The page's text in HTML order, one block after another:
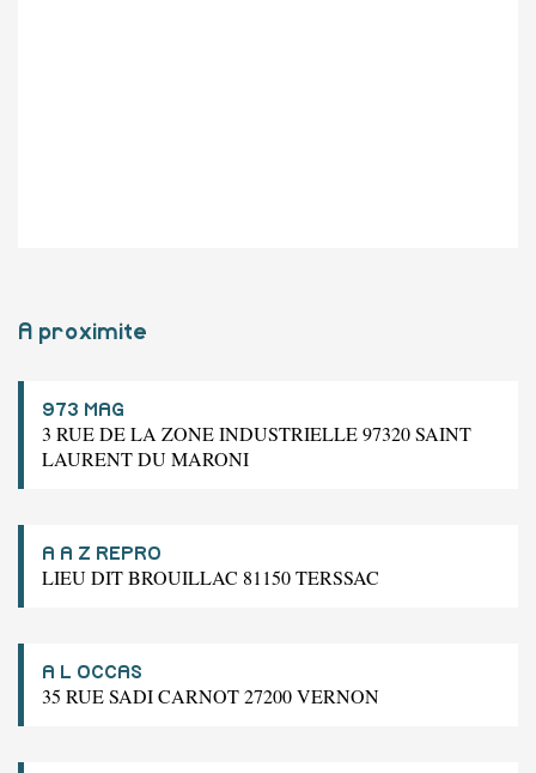
A proximite
973 MAG
3 RUE DE LA ZONE INDUSTRIELLE 97320 SAINT
LAURENT DU MARONI
A A Z REPRO
LIEU DIT BROUILLAC 81150 TERSSAC
A L OCCAS
35 RUE SADI CARNOT 27200 VERNON